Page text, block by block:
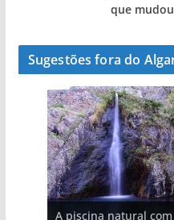
que
Sugestões fora do
A piscina natural
As portas do rio Tejo
A aldeia mais
vídeo)